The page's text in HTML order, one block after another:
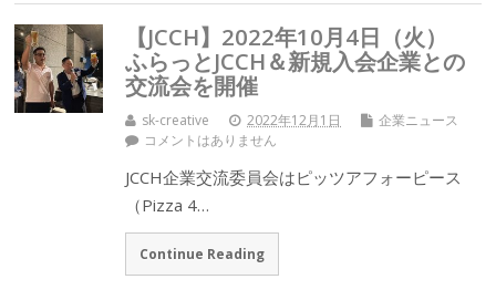
【JCCH】2022年10月4日（火）
ふらっとJCCH＆新規入会企業との
交流会を開催
sk-creative 2022年12月1日
企業ニュース
コメントはありません
JCCH企業交流委員会はピッツアフォーピース
（Pizza 4…
Continue Reading